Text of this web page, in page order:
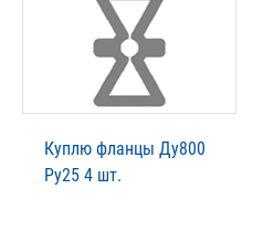
Куплю фланцы Ду800
Ру25 4 шт.